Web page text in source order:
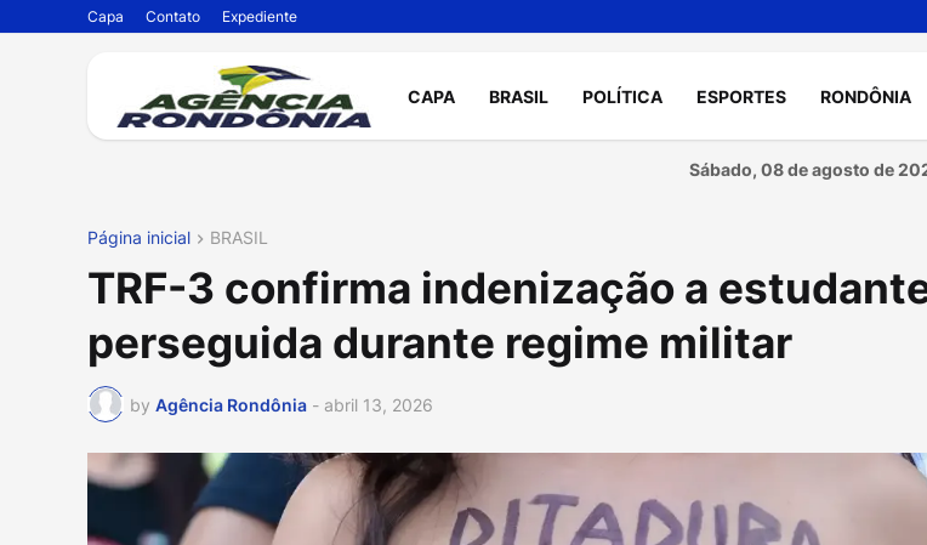
Capa Contato Expediente
CAPA BRASIL POLÍTICA ESPORTES RONDÔNIA
Sábado, 08 de agosto de
Página inicial BRASIL
TRF-3 confirma indenização a
perseguida durante regime militar
by Agência Rondônia - abril 13, 2026